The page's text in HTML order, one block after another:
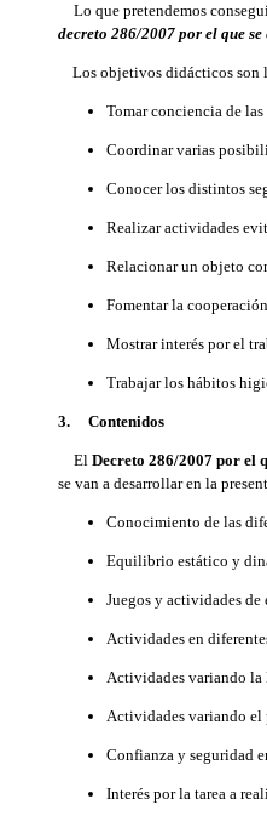
Lo que pretendemos
decreto 286/2007 por el que
Los objetivos didácticos son
Tomar conciencia de
Coordinar varias
Conocer los distintos
Realizar actividades
Relacionar un objeto
Fomentar la
Mostrar interés por el
Trabajar los hábitos
3. Contenidos
El Decreto 286/2007 por el
se van a desarrollar en la
Conocimiento de las
Equilibrio estático y
Juegos y actividades
Actividades en
Actividades variando la
Actividades variando el
Confianza y seguridad
Interés por la tarea a